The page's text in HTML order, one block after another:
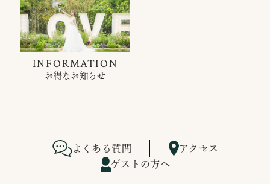
INFORMATION
お得なお知らせ
よくある質問
アクセス
ゲストの方へ